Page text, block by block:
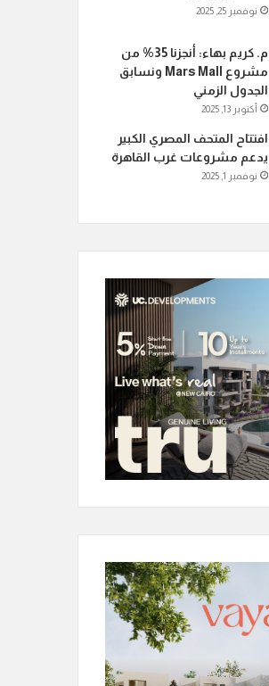
نوفمبر 25, 2025
م. كريم بهاء: أنجزنا 35% من
مشروع Mars Mall ونسابق
الجدول الزمني
أكتوبر 13, 2025
افتتاح المتحف المصري الكبير
يدعم مشروعات غرب القاهرة
نوفمبر 1, 2025